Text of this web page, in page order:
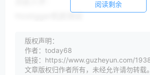
阅读剩余
版权声明：
作者：today68
链接：https://www.guzheyun.com/
文章版权归作者所有，未经允许请勿转载。